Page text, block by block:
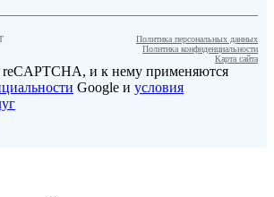
Политика персональных данных
Политика конфиденциальности
Карта сайта
и к нему применяются
Google и условия